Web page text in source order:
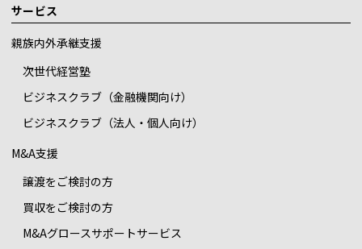
サービス
親族内外承継支援
次世代経営塾
ビジネスクラブ（金融機関向け）
ビジネスクラブ（法人・個人向け）
M&A支援
譲渡をご検討の方
買収をご検討の方
M&Aグロースサポートサービス